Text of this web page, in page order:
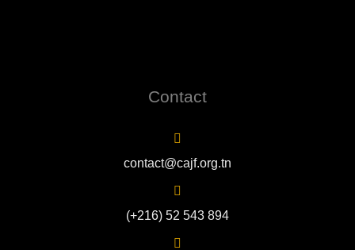
Contact
contact@cajf.org.tn
(+216) 52 543 894